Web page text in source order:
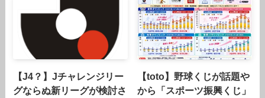
【J4？】Jチャレンジリー
グならぬ新リーグが検討さ
【toto】野球くじが話題や
から「スポーツ振興くじ」